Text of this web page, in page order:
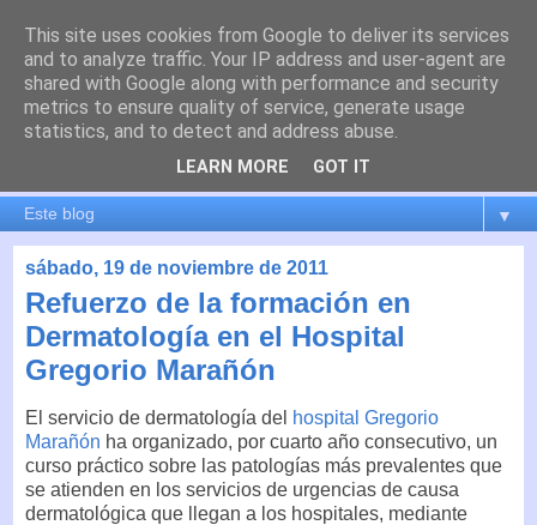
es por madrid
El blog de Madrid y su actualidad, proyectos, transporte,
movilidad, arquitectura, participación, medio ambiente,
educación, empleo, ...
▼
sábado, 19 de noviembre de 2011
Refuerzo de la formación en
Dermatología en el Hospital
Gregorio Marañón
El servicio de dermatología del hospital Gregorio
Marañón ha organizado, por cuarto año consecutivo, un
curso práctico sobre las patologías más prevalentes que
se atienden en los servicios de urgencias de causa
dermatológica que llegan a los hospitales, mediante
This site uses cookies from Google to deliver its services
and to analyze traffic. Your IP address and user-agent are
shared with Google along with performance and security
metrics to ensure quality of service, generate usage
statistics, and to detect and address abuse.
LEARN MORE GOT IT